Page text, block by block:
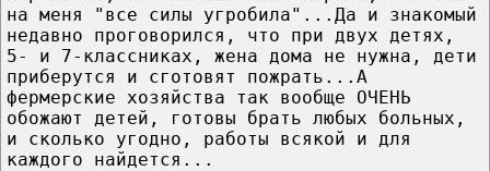
на меня "все силы угробила"...Да и знакомый
недавно проговорился, что при двух детях,
5- и 7-классниках, жена дома не нужна, дети
приберутся и сготовят пожрать...А
фермерские хозяйства так вообще ОЧЕНЬ
обожают детей, готовы брать любых больных,
и сколько угодно, работы всякой и для
каждого найдется...